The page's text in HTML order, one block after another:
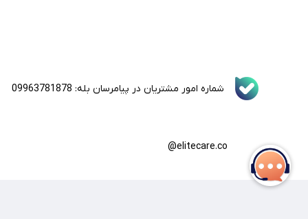
شماره امور مشتریان در پیامرسان بله: 09963781878
elitecare.co@